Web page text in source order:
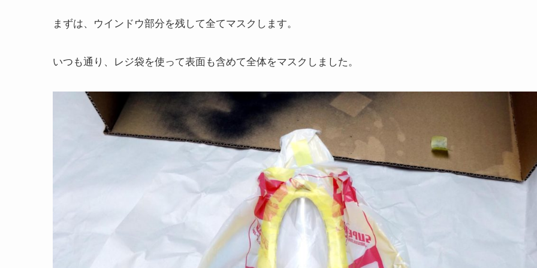
まずは、ウインドウ部分を残して全てマスクします。
いつも通り、レジ袋を使って表面も含めて全体をマスクしました。